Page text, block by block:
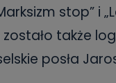
stop” i
także
posła